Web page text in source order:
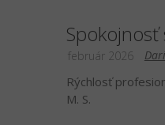
Spokojnosť
február 2026
Rýchlosť
M. S.